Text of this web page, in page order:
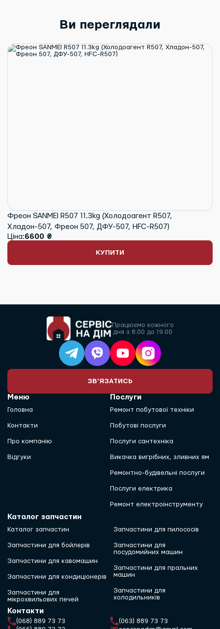
Ви переглядали
Фреон SANMEI R507 11.3kg (Холодоагент R507,
Хладон-507, Фреон 507, ДФУ-507, HFC-R507)
Ціна:6600 ₴
КУПИТИ
Працюємо кожного
дня з 8.00 до 19.00
ЗВ’ЯЗАТИСЬ
Меню
Головна
Контакти
Про компанію
Відгуки
Послуги
Ремонт побутової техніки
Побутові послуги
Послуги сантехніка
Викачка вигрібних, зливних ям
Ремонтно-будівельні послуги
Послуги електрика
Ремонт електроінструменту
Каталог запчастин
Каталог запчастин
Запчастини для бойлерів
Запчастини для кавомашин
Запчастини для кондиціонерів
Запчастини для
мікрохвильових печей
Запчастини для пилососів
Запчастини для
посудомийних машин
Запчастини для пральних
машин
Запчастини для
холодильників
Контакти
(068) 889 73 73
(063) 889 73 73